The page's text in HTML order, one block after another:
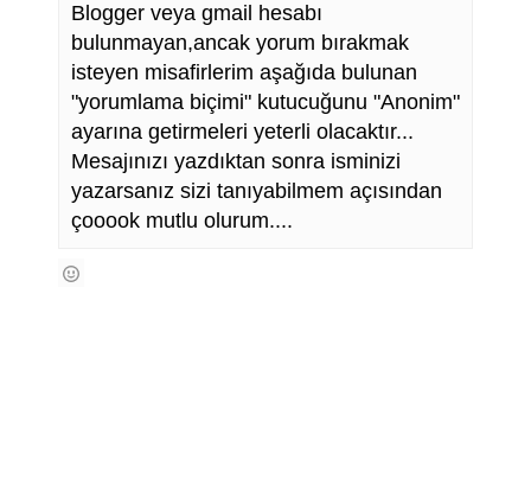
Blogger veya gmail hesabı
bulunmayan,ancak yorum bırakmak
isteyen misafirlerim aşağıda bulunan
"yorumlama biçimi" kutucuğunu "Anonim"
ayarına getirmeleri yeterli olacaktır...
Mesajınızı yazdıktan sonra isminizi
yazarsanız sizi tanıyabilmem açısından
çooook mutlu olurum....